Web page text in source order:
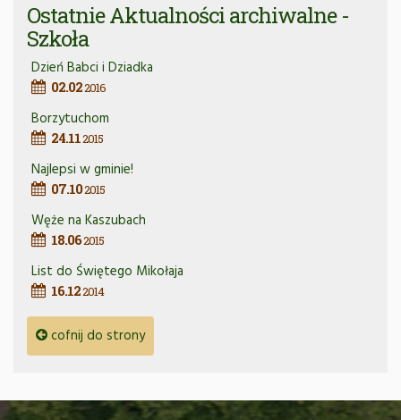
Ostatnie Aktualności archiwalne -
Szkoła
Dzień Babci i Dziadka
02.022016
Borzytuchom
24.112015
Najlepsi w gminie!
07.102015
Węże na Kaszubach
18.062015
List do Świętego Mikołaja
16.122014
cofnij do strony